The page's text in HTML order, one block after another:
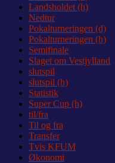
Landsholdet (h)
Nedtur
Pokalturneringen (d)
Pokalturneringen (h)
Semifinale
Slaget om Vestjylland
slutspil
slutspil (h)
Statistik
Super Cup (h)
til/fra
Til og fra
Transfer
Tvis KFUM
Økonomi